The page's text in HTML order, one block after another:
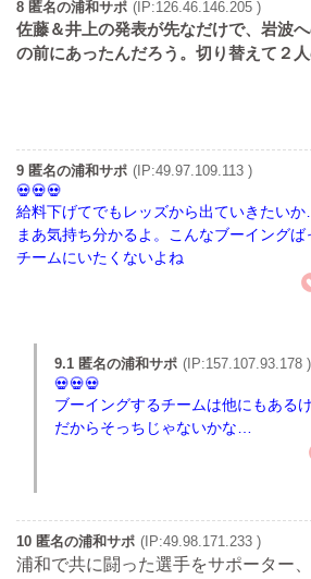
8 匿名の浦和サポ (IP:126.46.146.205 )
佐藤＆井上の発表が先なだけで、岩波
の前にあったんだろう。切り替えて２
9 匿名の浦和サポ (IP:49.97.109.113 )
給料下げてでもレッズから出ていきたいか…
まあ気持ち分かるよ。こんなブーイング
チームにいたくないよね
9.1 匿名の浦和サポ (IP:157.107.93.178 )
ブーイングするチームは他にもある
だからそっちじゃないかな…
10 匿名の浦和サポ (IP:49.98.171.233 )
浦和で共に闘った選手をサポーター